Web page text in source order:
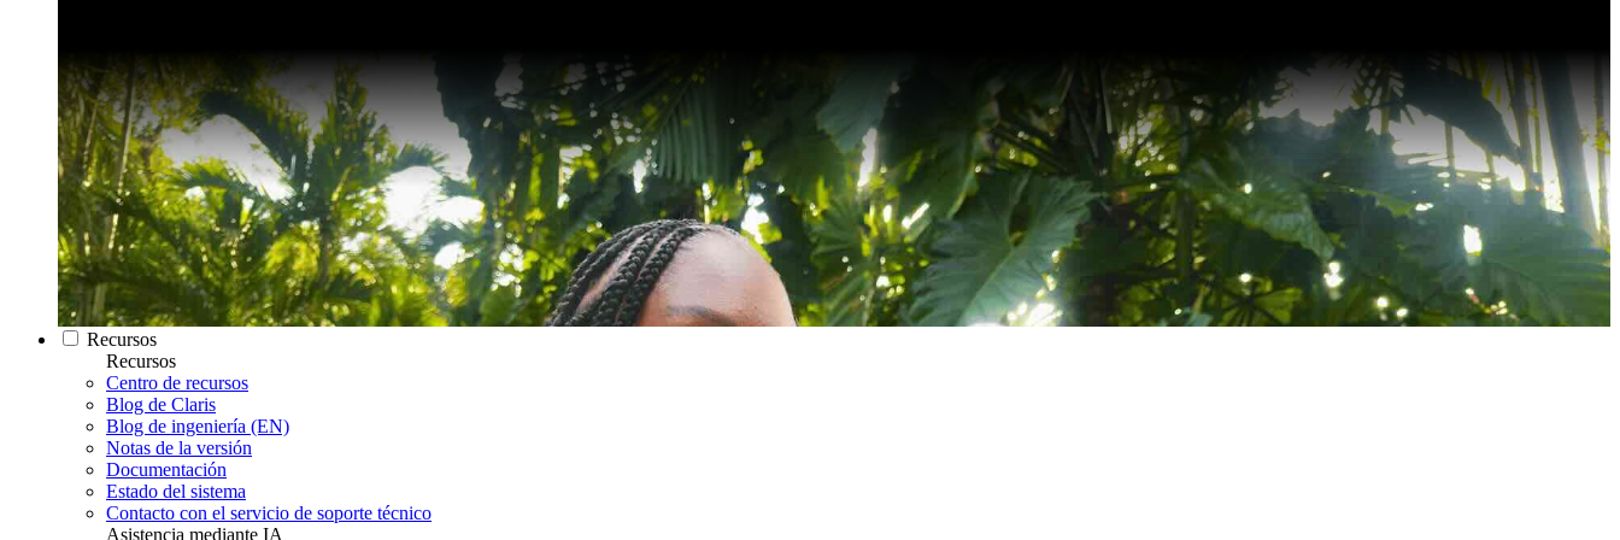
Recursos
Recursos
Centro de recursos
Blog de Claris
Blog de ingeniería (EN)
Notas de la versión
Documentación
Estado del sistema
Contacto con el servicio de soporte técnico
Asistencia mediante IA